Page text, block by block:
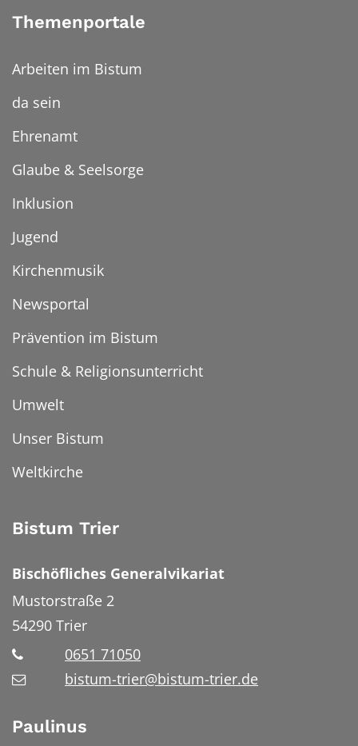
Themenportale
Arbeiten im Bistum
da sein
Ehrenamt
Glaube & Seelsorge
Inklusion
Jugend
Kirchenmusik
Newsportal
Prävention im Bistum
Schule & Religionsunterricht
Umwelt
Unser Bistum
Weltkirche
Bistum Trier
Bischöfliches Generalvikariat
Mustorstraße 2
54290 Trier
0651 71050
bistum-trier@bistum-trier.de
Paulinus